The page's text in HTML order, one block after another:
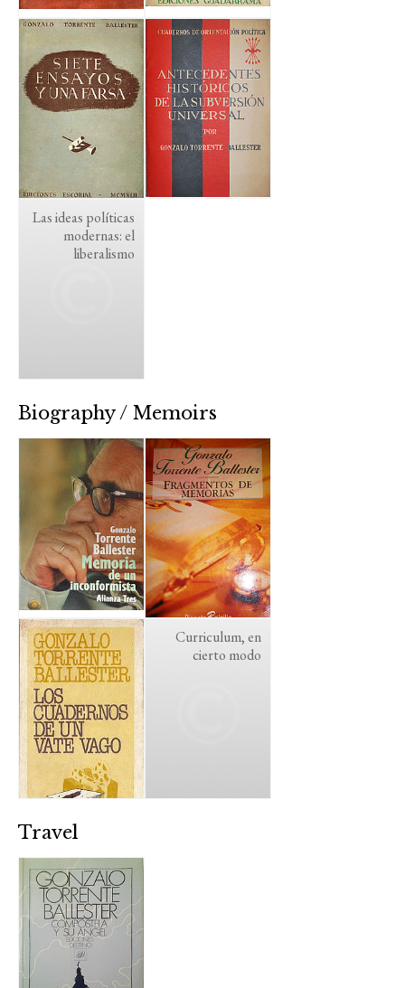
Las ideas políticas
modernas: el
liberalismo
Biography / Memoirs
Curriculum, en
cierto modo
Travel